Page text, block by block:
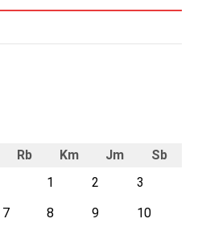
Rb Km Jm
Sb
1
2
3
7 8 9
10